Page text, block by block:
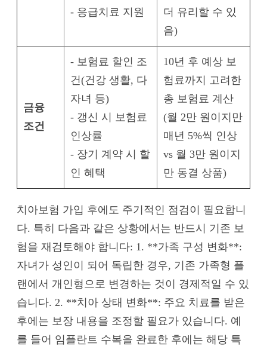
- 응급치료 지원
더 유리할 수 있
음)
금융
조건
- 보험료 할인 조
건(건강 생활, 다
자녀 등)
- 갱신 시 보험료
인상률
- 장기 계약 시 할
인 혜택
10년 후 예상 보
험료까지 고려한
총 보험료 계산
(월 2만 원이지만
매년 5%씩 인상
vs 월 3만 원이지
만 동결 상품)
치아보험 가입 후에도 주기적인 점검이 필요합니
다. 특히 다음과 같은 상황에서는 반드시 기존 보
험을 재검토해야 합니다: 1. **가족 구성 변화**:
자녀가 성인이 되어 독립한 경우, 기존 가족형 플
랜에서 개인형으로 변경하는 것이 경제적일 수 있
습니다. 2. **치아 상태 변화**: 주요 치료를 받은
후에는 보장 내용을 조정할 필요가 있습니다. 예
를 들어 임플란트 수복을 완료한 후에는 해당 특